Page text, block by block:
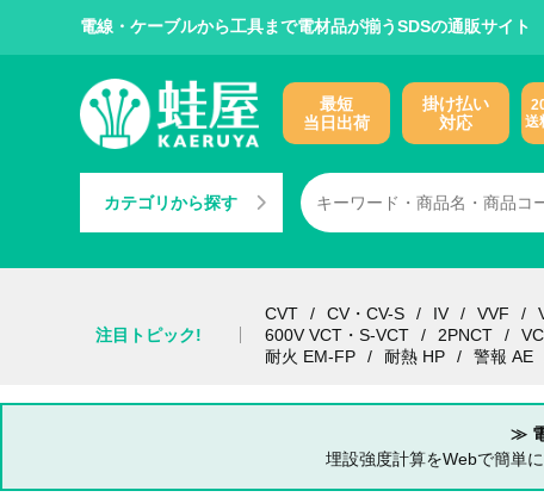
電線・ケーブルから工具まで電材品が揃うSDSの通販サイト
最短
当日出荷
掛け払い
対応
送
カテゴリから探す
注目トピック!
CVT CV・CV-S IV VVF
600V VCT・S-VCT
2PNCT
耐火 EM-FP
耐熱 HP 警報 AE
≫
埋設強度計算をWebで簡単